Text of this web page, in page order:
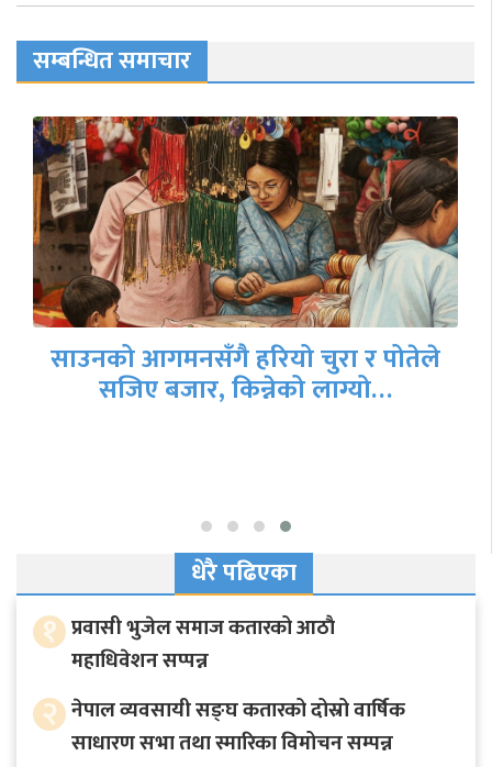
सम्बन्धित समाचार
साउनको आगमनसँगै हरियो चुरा र पोतेले
सजिए बजार, किन्नेको लाग्यो…
धेरै पढिएका
१ प्रवासी भुजेल समाज कतारको आठाै
महाधिवेशन सप्पन्न
२ नेपाल व्यवसायी सङ्घ कतारको दोस्रो वार्षिक
साधारण सभा तथा स्मारिका विमोचन सम्पन्न